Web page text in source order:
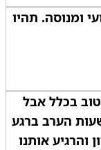
ומנוסה. תהיו
בכלל אבל
הערב ברגע
והרגיע אותנו